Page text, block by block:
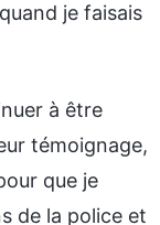
je faisais
à être
témoignage,
que je
de la police et